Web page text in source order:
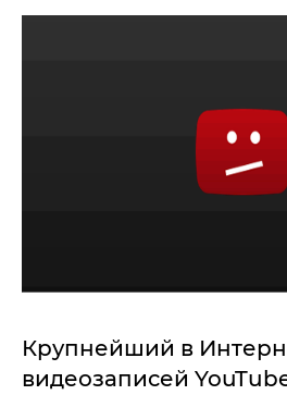
Крупнейший в
видеозаписей